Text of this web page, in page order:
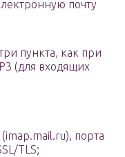
почту
пункта, как при
(для входящих
порта
TLS;